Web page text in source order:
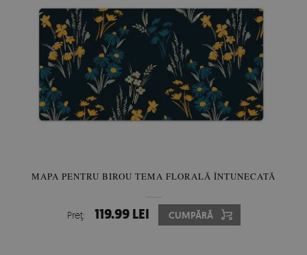
MAPA PENTRU BIROU TEMA FLORALĂ ÎNTUNECATĂ
Preţ: 119.99 LEI CUMPĂRĂ